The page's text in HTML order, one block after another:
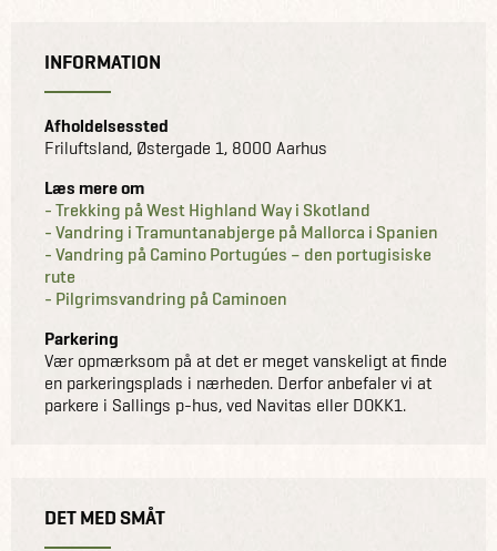
Vandrehilsner fra Martin
OBS: Vi gør opmærksom på, at dette er et
inspirationsforedrag. Vi anbefaler derfor, at du booker et
møde efterfølgende for mere detaljeret info om din rejse.
INFORMATION
Afholdelsessted
Friluftsland, Østergade 1, 8000 Aarhus
Læs mere om
- Trekking på West Highland Way i Skotland
- Vandring i Tramuntanabjerge på Mallorca i Spanien
- Vandring på Camino Portugúes – den portugisiske
rute
- Pilgrimsvandring på Caminoen
Parkering
Vær opmærksom på at det er meget vanskeligt at finde
en parkeringsplads i nærheden. Derfor anbefaler vi at
parkere i Sallings p-hus, ved Navitas eller DOKK1.
DET MED SMÅT